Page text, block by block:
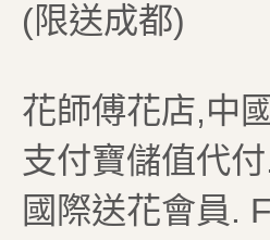
(限送成都)
花師傅花店,中
支付寶儲值代
國際送花會員.